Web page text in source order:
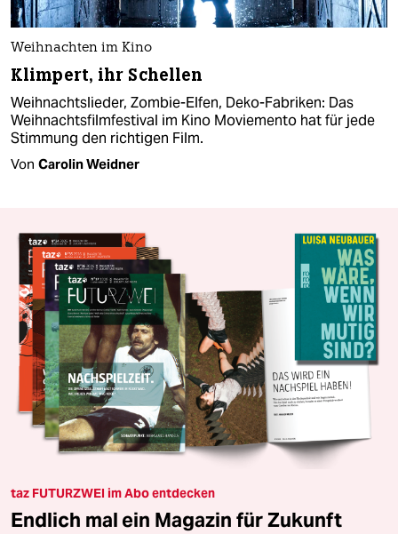
Weihnachten im Kino
Klimpert, ihr Schellen
Weihnachtslieder, Zombie-Elfen, Deko-Fabriken: Das
Weihnachtsfilmfestival im Kino Moviemento hat für jede
Stimmung den richtigen Film.
Von Carolin Weidner
taz FUTURZWEI im Abo entdecken
Endlich mal ein Magazin für Zukunft